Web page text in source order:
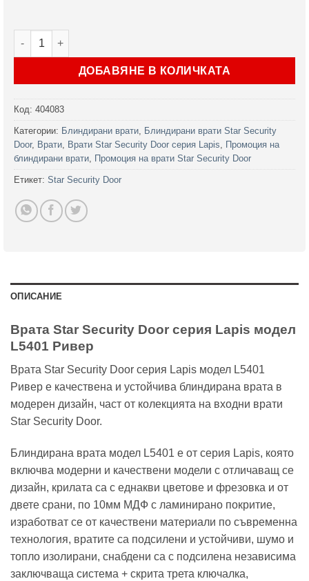
количество за Врата Star Security Door серия Lapis модел
ДОБАВЯНЕ В КОЛИЧКАТА
Код: 404083
Категории: Блиндирани врати
Блиндирани врати Star Security
Door, Врати Врати Star Security Door серия Lapis
Промоция на
блиндирани врати
Промоция на врати Star Security Door
Етикет: Star Security Door
ОПИСАНИЕ
Врата Star Security Door серия Lapis модел
L5401 Ривер
Врата Star Security Door серия Lapis модел L5401
Ривер е качествена и устойчива блиндирана врата в
модерен дизайн, част от колекцията на входни врати
Star Security Door.
Блиндирана врата модел L5401 е от серия Lapis, която
включва модерни и качествени модели с отличаващ се
дизайн, крилата са с еднакви цветове и фрезовка и от
двете срани, по 10мм МДФ с ламинирано покритие,
изработват се от качествени материали по съвременна
технология, вратите са подсилени и устойчиви, шумо и
топло изолирани, снабдени са с подсилена независима
заключваща система + скрита трета ключалка,